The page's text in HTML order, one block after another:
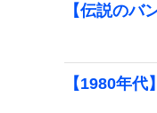
【伝説のバ
【1980年